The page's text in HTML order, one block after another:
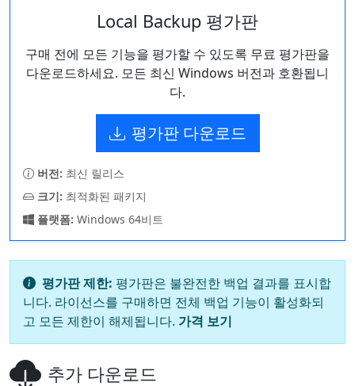
Local Backup 평가판
구매 전에 모든 기능을 평가할 수 있도록 무료 평가판을
다운로드하세요. 모든 최신 Windows 버전과 호환됩니
다.
평가판 다운로드
버전: 최신 릴리스
크기: 최적화된 패키지
플랫폼: Windows 64비트
평가판 제한: 평가판은 불완전한 백업 결과를 표시합
니다. 라이선스를 구매하면 전체 백업 기능이 활성화되
고 모든 제한이 해제됩니다. 가격 보기
추가 다운로드